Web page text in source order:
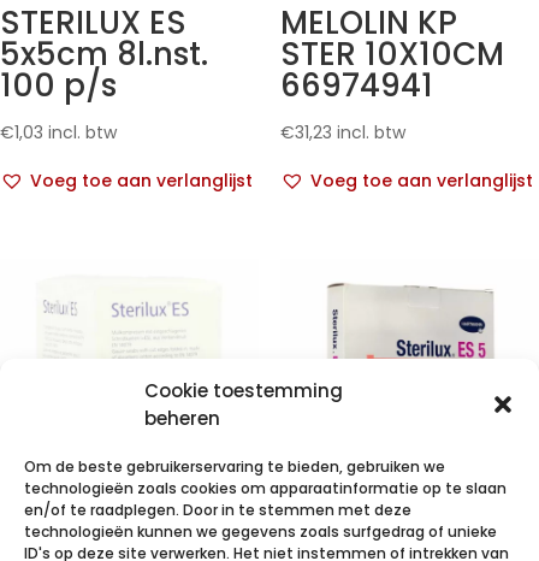
Cookie toestemming
beheren
Om de beste gebruikerservaring te bieden, gebruiken we
technologieën zoals cookies om apparaatinformatie op te slaan
en/of te raadplegen. Door in te stemmen met deze
technologieën kunnen we gegevens zoals surfgedrag of unieke
ID's op deze site verwerken. Het niet instemmen of intrekken van
STERILUX ES
5x5cm 8l.nst.
100 p/s
€1,03 incl. btw
Voeg toe aan verlanglijst
MELOLIN KP
STER 10X10CM
66974941
€31,23 incl. btw
Voeg toe aan verlanglijst
STERILUX ES STERILUX ES5-